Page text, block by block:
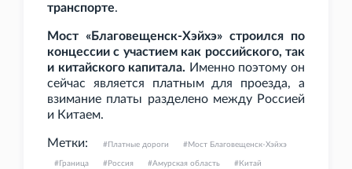
транспорте.
Мост «Благовещенск-Хэйхэ» строился по
концессии с участием как российского, так
и китайского капитала. Именно поэтому он
сейчас является платным для проезда, а
взимание платы разделено между Россией
и Китаем.
Метки: Платные дороги Мост Благовещенск-Хэйхэ
Граница Россия Амурская область Китай